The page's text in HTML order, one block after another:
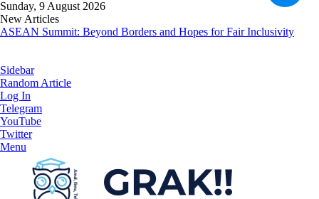
Sunday, 9 August 2026
New Articles
ASEAN Summit: Beyond Borders and Hopes for Fair Inclusivity
Sidebar
Random Article
Log In
Telegram
YouTube
Twitter
Menu